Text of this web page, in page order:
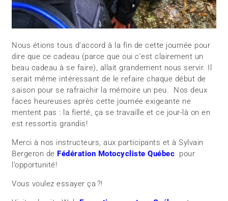
Nous étions tous d’accord à la fin de cette journée pour
dire que ce cadeau (parce que oui c’est clairement un
beau cadeau à se faire), allait grandement nous servir. Il
serait même intéressant de le refaire chaque début de
saison pour se rafraichir la mémoire un peu. Nos deux
faces heureuses après cette journée exigeante ne
mentent pas : la fierté, ça se travaille et ce jour-là on en
est ressortis grandis!
Merci à nos instructeurs, aux participants et à Sylvain
Bergeron de Fédération Motocycliste Québec pour
l’opportunité!
Vous voulez essayer ça ?!